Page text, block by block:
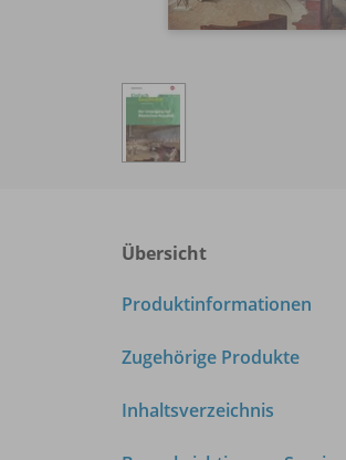
Übersicht
Produktinformationen
Zugehörige Produkte
Inhaltsverzeichnis